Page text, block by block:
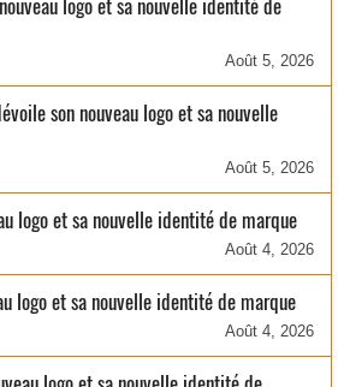
logo et sa nouvelle identité de
Août 5, 2026
son nouveau logo et sa nouvelle
Août 5, 2026
logo et sa nouvelle identité de marque
Août 4, 2026
logo et sa nouvelle identité de marque
Août 4, 2026